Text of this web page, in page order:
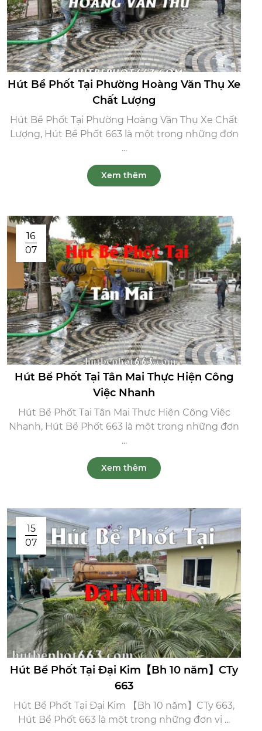
Hút Bể Phốt Tại Phường Hoàng Văn Thụ Xe
Chất Lượng
Hút Bể Phốt Tại Phường Hoàng Văn Thụ Xe Chất
Lượng, Hút Bể Phốt 663 là một trong những đơn
...
Xem thêm
16
07
Hút Bể Phốt Tại Tân Mai Thực Hiện Công
Việc Nhanh
Hút Bể Phốt Tại Tân Mai Thực Hiện Công Việc
Nhanh, Hút Bể Phốt 663 là một trong những đơn
...
Xem thêm
15
07
Hút Bể Phốt Tại Đại Kim【Bh 10 năm】CTy
663
Hút Bể Phốt Tại Đại Kim 【Bh 10 năm】CTy 663,
Hút Bể Phốt 663 là một trong những đơn vị ...